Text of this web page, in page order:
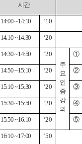
시간
14:00 ~ 14:10 ‘10
14:10 ~ 14:30 ‘20
14:30 ~ 14:50
‘20
주
요
인
증
강
의
①
14:50 ~ 15:10 ‘20 ②
15:10 ~ 15:30 ‘20 ③
15:30 ~ 15:50 ‘20 ④
15:50 ~ 16:10 ‘20 ⑤
16:10 ~ 17:00 ‘50